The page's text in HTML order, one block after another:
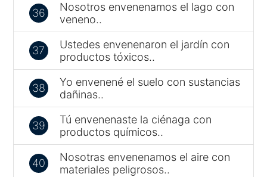
36
Nosotros envenenamos el lago con
veneno..
37
Ustedes envenenaron el jardín con
productos tóxicos..
38
Yo envenené el suelo con sustancias
dañinas..
39
Tú envenenaste la ciénaga con
productos químicos..
40
Nosotras envenenamos el aire con
materiales peligrosos..